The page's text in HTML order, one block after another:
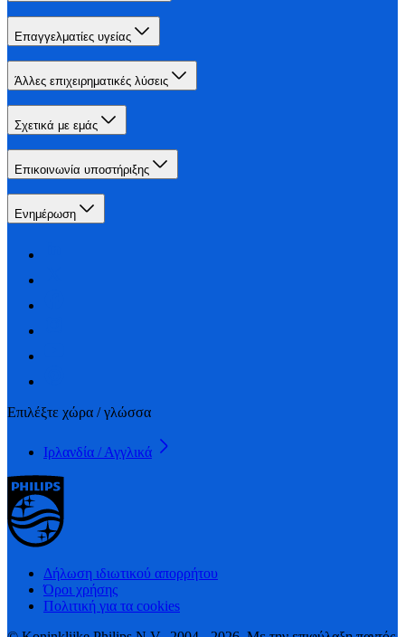
Επαγγελματίες υγείας
Άλλες επιχειρηματικές λύσεις
Σχετικά με εμάς
Επικοινωνία υποστήριξης
Ενημέρωση
Επιλέξτε χώρα / γλώσσα
Ιρλανδία / Αγγλικά
Δήλωση ιδιωτικού απορρήτου
Όροι χρήσης
Πολιτική για τα cookies